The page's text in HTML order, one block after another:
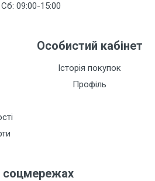
Сб: 09:00-15:00
Особистий кабінет
Історія покупок
Профіль
соцмережах